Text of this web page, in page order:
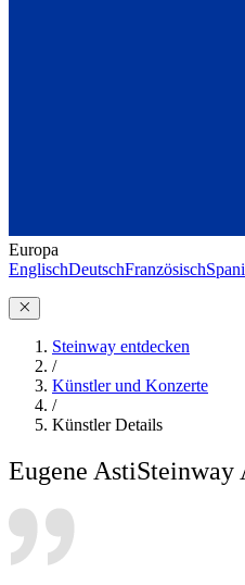
Europa
EnglischDeutschFranzösisch
Steinway entdecken
/
Künstler und Konzerte
/
Künstler Details
Eugene AstiSteinway